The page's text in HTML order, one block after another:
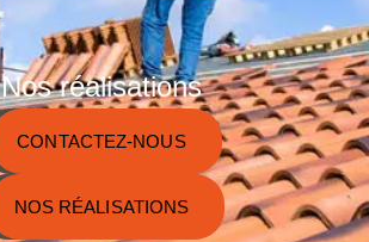
Nos réalisations
CONTACTEZ-NOUS
NOS RÉALISATIONS